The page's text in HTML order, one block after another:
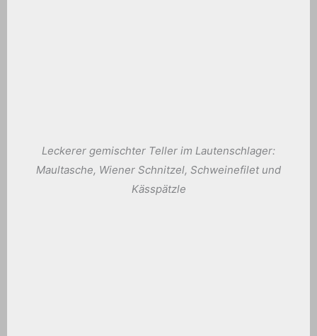
Leckerer gemischter Teller im Lautenschlager:
Maultasche, Wiener Schnitzel, Schweinefilet und
Kässpätzle